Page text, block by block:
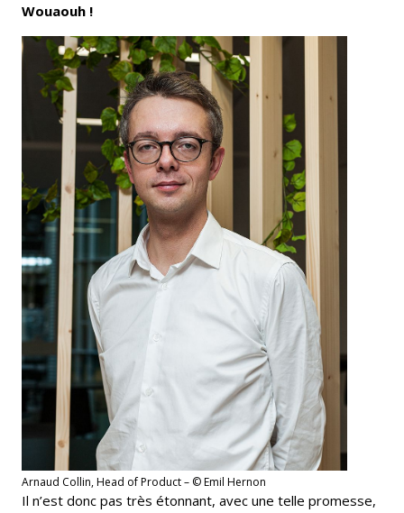
Wouaouh !
Arnaud Collin, Head of Product – © Emil Hernon
Il n’est donc pas très étonnant, avec une telle promesse,